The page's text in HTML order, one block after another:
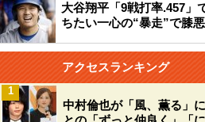
大谷翔平「9戦打率.457
ちたい一心の“暴走”で膝
アクセスランキング
中村倫也が「風、薫る」
1